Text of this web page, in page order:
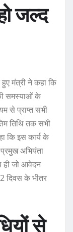
जल्द
मंत्री ने कहा कि
समस्याओं के
से प्राप्त सभी
तिथि तक सभी
कि इस कार्य के
अभियंता
ही जो आवेदन
दिवस के भीतर
से